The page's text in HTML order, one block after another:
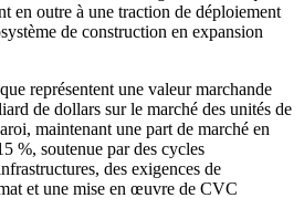
en outre à une traction de déploiement
de construction en expansion
représentent une valeur marchande
de dollars sur le marché des unités de
maintenant une part de marché en
%, soutenue par des cycles
des exigences de
et une mise en œuvre de CVC